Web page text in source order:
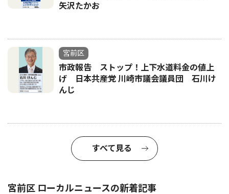
矢沢たかお
宮前区
市政報告 ストップ！上下水道料金の値上
げ 日本共産党 川崎市議会議員団 石川け
んじ
すべて見る
宮前区 ローカルニュースの新着記事